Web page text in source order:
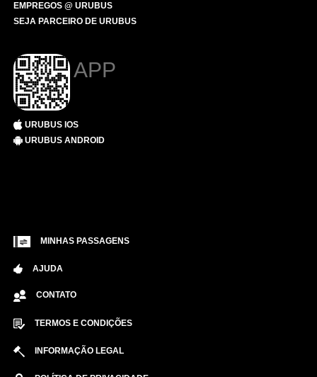
EMPREGOS @ URUBUS
SEJA PARCEIRO DE URUBUS
APP
URUBUS IOS
URUBUS ANDROID
MINHAS PASSAGENS
AJUDA
CONTATO
TERMOS E CONDIÇÕES
INFORMAÇÃO LEGAL